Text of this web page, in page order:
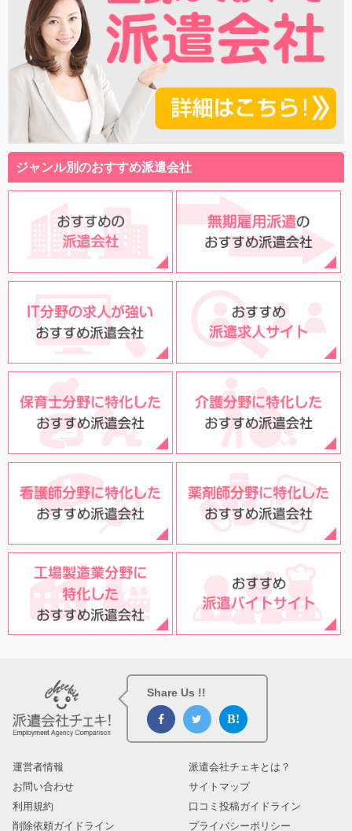
ジャンル別のおすすめ派遣会社
Share Us !!
運営者情報
派遣会社チェキとは？
お問い合わせ
サイトマップ
利用規約
口コミ投稿ガイドライン
削除依頼ガイドライン
プライバシーポリシー